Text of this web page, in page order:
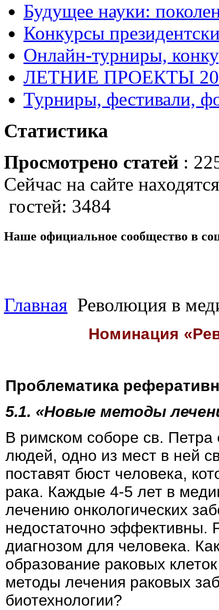
Будущее науки:
Конкурсы
Онлайн-турниры,
ЛЕТНИЕ ПРОЕКТЫ
Турниры, фестивали,
Статистика
Просмотрено статей :
Сейчас на сайте
гостей: 3484
Наше официальное сообщество в
Главная Революция в
Номинация
Проблематика
5.1. «Новые методы
В римском соборе св. Петра
людей, одно из мест в ней
поставят бюст человека,
рака. Каждые 4-5 лет в
лечению онкологических
недостаточно эффективны.
диагнозом для человека.
образование раковых
методы лечения раковых
биотехнологии?